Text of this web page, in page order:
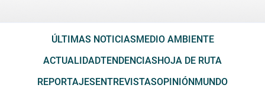
ÚLTIMAS NOTICIASMEDIO AMBIENTE
ACTUALIDADTENDENCIASHOJA DE RUTA
REPORTAJESENTREVISTASOPINIÓNMUNDO